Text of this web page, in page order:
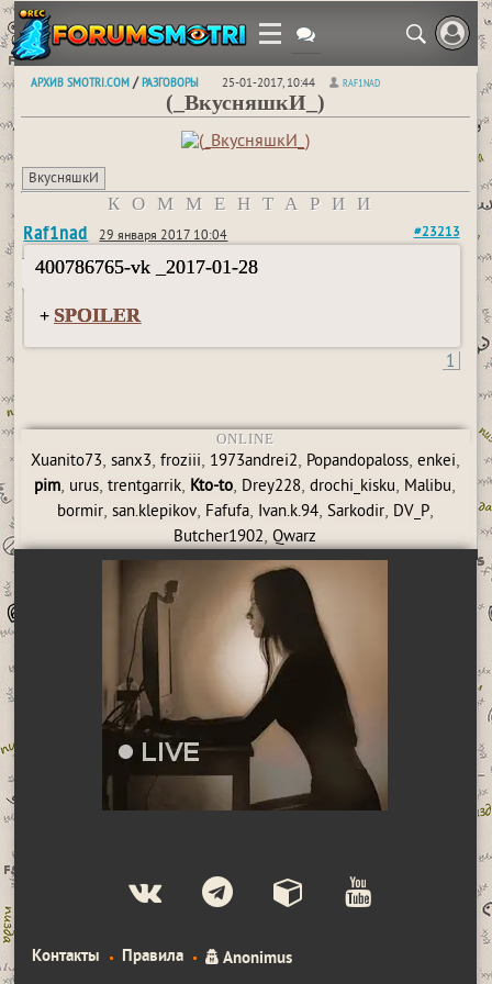
АРХИВ SMOTRI.COM /РАЗГОВОРЫ 25-01-2017, 10:44 RAF1NAD
(_ВкусняшкИ_)
ВкусняшкИ
КОММЕНТАРИИ
Raf1nad 29 января 2017 10:04 #23213
400786765-vk _2017-01-28
+ SPOILER
1
ONLINE
Xuanito73, sanx3, froziii, 1973andrei2, Popandopaloss, enkei,
pim, urus,trentgarrik, Kto-to, Drey228,drochi_kisku, Malibu,
bormir, san.klepikov, Fafufa, Ivan.k.94, Sarkodir, DV_P,
Butcher1902,Qwarz
Контакты Правила Anonimus